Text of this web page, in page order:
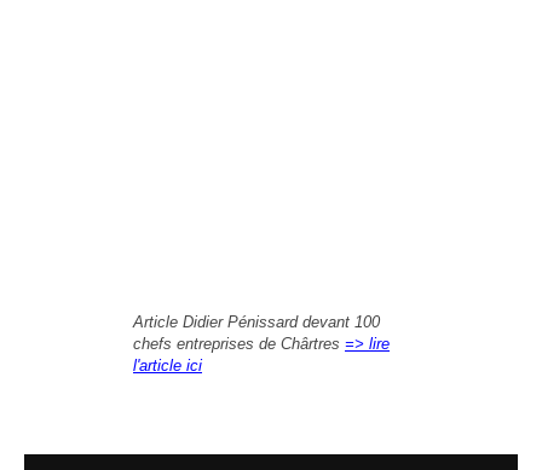
Article Didier Pénissard devant 100
chefs entreprises de Chârtres => lire
l'article ici